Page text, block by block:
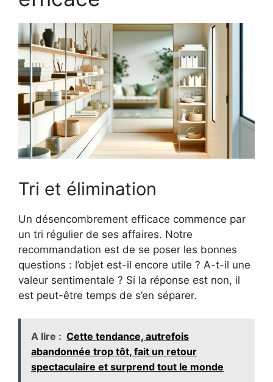
Tri et élimination
Un désencombrement efficace commence par
un tri régulier de ses affaires. Notre
recommandation est de se poser les bonnes
questions : l’objet est-il encore utile ? A-t-il une
valeur sentimentale ? Si la réponse est non, il
est peut-être temps de s’en séparer.
A lire : Cette tendance, autrefois
abandonnée trop tôt, fait un retour
spectaculaire et surprend tout le monde